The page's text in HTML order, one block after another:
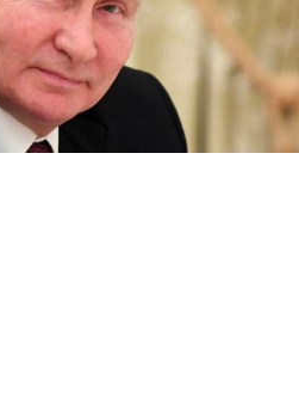
nemalou nervozitu.